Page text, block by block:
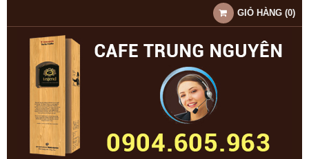
GIỎ HÀNG (0)